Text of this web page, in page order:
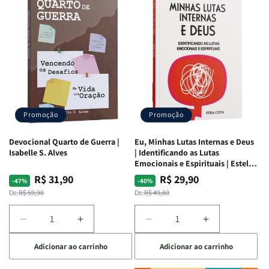
Promoção
Devocional Quarto de Guerra |
Isabelle S. Alves
-47%
Preço
normal
De:R$ 59,90
Preço
promocional
R$ 31,90
Diminuir
a
quantidade
de
Aumentar
a
quantidade
de
Adicionar ao carrinho
Promoção
Eu, Minhas Lutas Internas e Deus
| Identificando as Lutas
Emocionais e Espirituais | Estela
Costa
-40%
Preço
normal
De:R$ 49,80
Preço
promocional
R$ 29,90
Diminuir
a
quantidade
de
Aumentar
a
quantidade
de
Adicionar ao carrinho